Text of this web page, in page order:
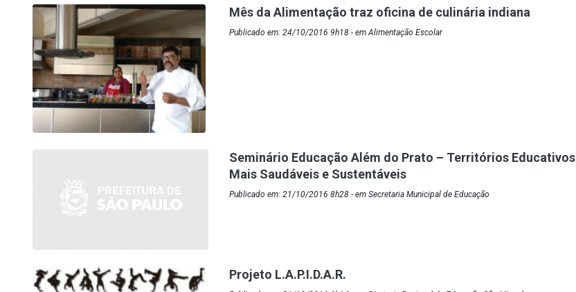
Mês da Alimentação traz oficina de culinária indiana
Publicado em: 24/10/2016 9h18 - em Alimentação Escolar
Seminário Educação Além do Prato – Territórios Educativos
Mais Saudáveis e Sustentáveis
Publicado em: 21/10/2016 8h28 - em Secretaria Municipal de Educação
Projeto L.A.P.I.D.A.R.